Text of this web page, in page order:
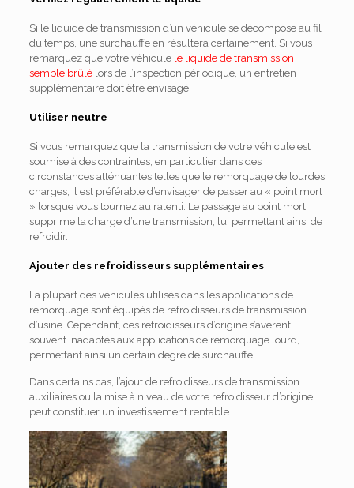
Si le liquide de transmission d’un véhicule se décompose au fil
du temps, une surchauffe en résultera certainement. Si vous
remarquez que votre véhicule le liquide de transmission
semble brûlélors de l’inspection périodique, un entretien
supplémentaire doit être envisagé.
Utiliser neutre
Si vous remarquez que la transmission de votre véhicule est
soumise à des contraintes, en particulier dans des
circonstances atténuantes telles que le remorquage de lourdes
charges, il est préférable d’envisager de passer au « point mort
» lorsque vous tournez au ralenti. Le passage au point mort
supprime la charge d’une transmission, lui permettant ainsi de
refroidir.
Ajouter des refroidisseurs supplémentaires
La plupart des véhicules utilisés dans les applications de
remorquage sont équipés de refroidisseurs de transmission
d’usine. Cependant, ces refroidisseurs d’origine s’avèrent
souvent inadaptés aux applications de remorquage lourd,
permettant ainsi un certain degré de surchauffe.
Dans certains cas, l’ajout de refroidisseurs de transmission
auxiliaires ou la mise à niveau de votre refroidisseur d’origine
peut constituer un investissement rentable.